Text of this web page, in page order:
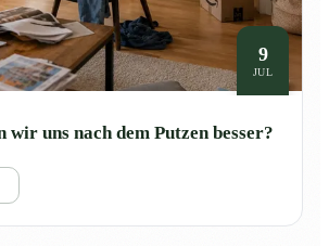
9
JUL
wir uns nach dem Putzen besser?